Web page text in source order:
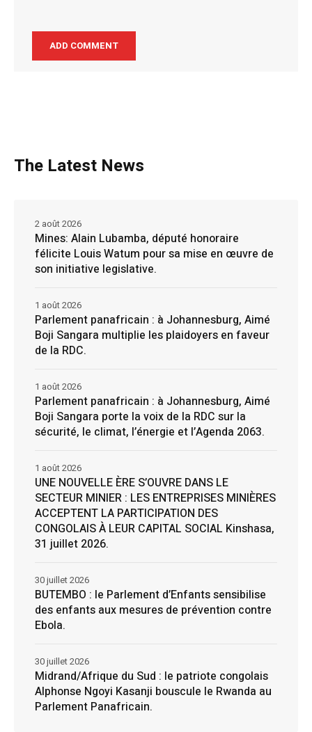
The Latest News
Mines: Alain Lubamba, député honoraire
félicite Louis Watum pour sa mise en œuvre de
son initiative legislative.
2 août 2026
Parlement panafricain : à Johannesburg, Aimé
Boji Sangara multiplie les plaidoyers en faveur
de la RDC.
1 août 2026
Parlement panafricain : à Johannesburg, Aimé
Boji Sangara porte la voix de la RDC sur la
sécurité, le climat, l’énergie et l’Agenda 2063.
1 août 2026
UNE NOUVELLE ÈRE S’OUVRE DANS LE
SECTEUR MINIER : LES ENTREPRISES MINIÈRES
ACCEPTENT LA PARTICIPATION DES
CONGOLAIS À LEUR CAPITAL SOCIAL Kinshasa,
31 juillet 2026.
1 août 2026
BUTEMBO : le Parlement d’Enfants sensibilise
des enfants aux mesures de prévention contre
Ebola.
30 juillet 2026
Midrand/Afrique du Sud : le patriote congolais
Alphonse Ngoyi Kasanji bouscule le Rwanda au
Parlement Panafricain.
30 juillet 2026